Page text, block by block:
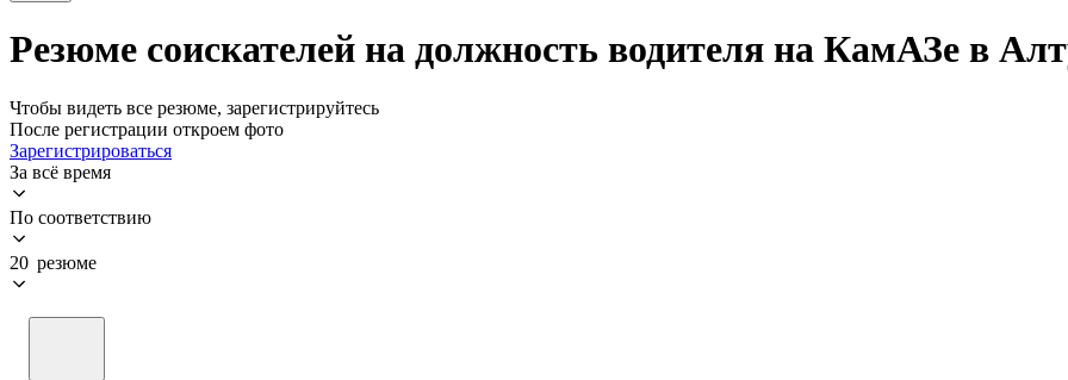
Резюме соискателей на должность водителя на КамАЗе в
Чтобы видеть все резюме, зарегистрируйтесь
После регистрации откроем фото
Зарегистрироваться
За всё время
По соответствию
20 резюме